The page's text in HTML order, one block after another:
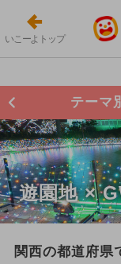
いこーよトップ
テーマ
遊園地 ×
関西の都道府県